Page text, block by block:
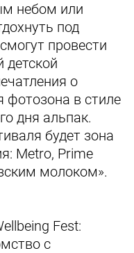
небом или
под
провести
детской
о
фотозона в стиле
дня альпак.
будет зона
Metro, Prime
молоком».
Fest:
с